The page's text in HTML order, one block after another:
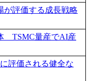
評価する成長戦略
TSMC量産でAI産
評価される健全な